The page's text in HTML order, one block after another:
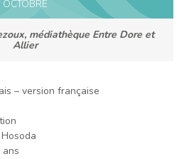
OCTOBRE
médiathèque Entre Dore et
Allier
– version française